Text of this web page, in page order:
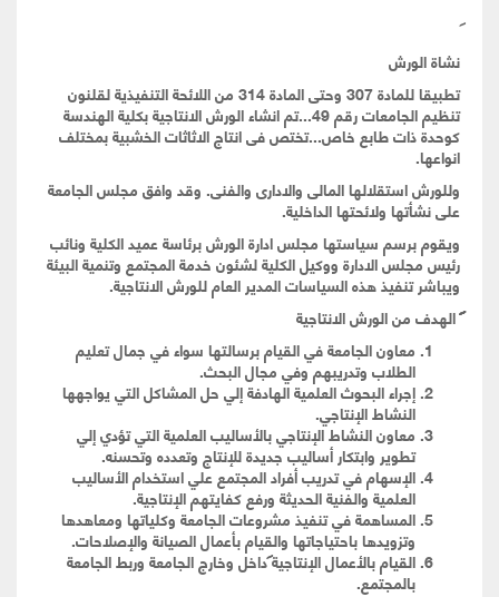
نشاة الورش
تطبيقا للمادة 307 وحتى المادة 314 من اللائحة التنفيذية لقلنون
تنظيم الجامعات رقم 49...تم انشاء الورش الانتاجية بكلية الهندسة
كوحدة ذات طابع خاص...تختص فى انتاج الاثاثات الخشبية بمختلف
انواعها.
وللورش استقلالها المالى والادارى والفنى. وقد وافق مجلس الجامعة
على نشأتها ولائحتها الداخلية.
ويقوم برسم سياستها مجلس ادارة الورش برئاسة عميد الكلية ونائب
رئيس مجلس الادارة ووكيل الكلية لشئون خدمة المجتمع وتنمية البيئة
ويباشر تنفيذ هذه السياسات المدير العام للورش الانتاجية.
الهدف من الورش الانتاجية
معاون الجامعة في القيام برسالتها سواء في جمال تعليم
الطلاب وتدريبهم وفي مجال البحث.
إجراء البحوث العلمية الهادفة إلي حل المشاكل التي يواجهها
النشاط الإنتاجي.
معاون النشاط الإنتاجي بالأساليب العلمية التي تؤدي إلي
تطوير وابتكار أساليب جديدة للإنتاج وتعدده وتحسنه.
الإسهام في تدريب أفراد المجتمع علي استخدام الأساليب
العلمية والفنية الحديثة ورفع كفايتهم الإنتاجية.
المساهمة في تنفيذ مشروعات الجامعة وكلياتها ومعاهدها
وتزويدها باحتياجاتها والقيام بأعمال الصيانة والإصلاحات.
القيام بالأعمال الإنتاجية داخل وخارج الجامعة وربط الجامعة
بالمجتمع.